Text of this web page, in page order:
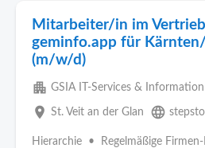
Mitarbeiter/in im
geminfo.app für
(m/w/d)
apartment GSIA IT-Services &
place St. Veit an der Glan language
Hierarchie • Regelmäßige